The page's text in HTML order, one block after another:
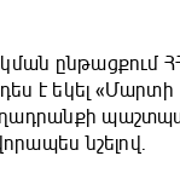
ընթացքում
է եկել «Մարտի
նշելով.